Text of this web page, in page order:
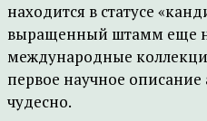
находится в статусе
выращенный штамм еще
международные
первое научное описание
чудесно.